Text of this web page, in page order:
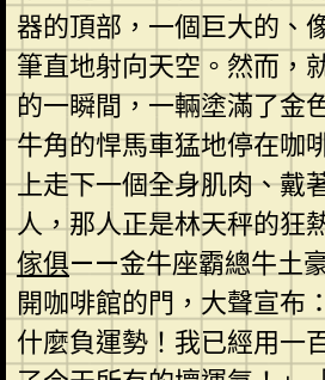
器的頂部，一個巨大的、
筆直地射向天空。然而，
的一瞬間，一輛塗滿了金
牛角的悍馬車猛地停在咖
上走下一個全身肌肉、戴
人，那人正是林天秤的狂
傢俱——金牛座霸總牛土
開咖啡館的門，大聲宣布
什麼負運勢！我已經用一